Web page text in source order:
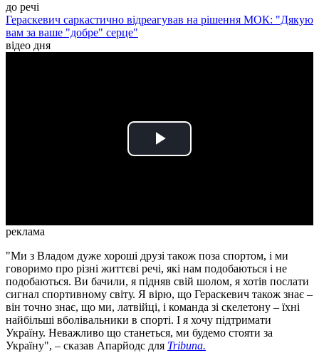
до речі
Гераскевич саркастично відреагував на рішення МОК: "Дякую
вам за ваше "добре" серце"
відео дня
Play
реклама
"Ми з Владом дуже хороші друзі також поза спортом, і ми
говоримо про різні життєві речі, які нам подобаються і не
подобаються. Ви бачили, я підняв свій шолом, я хотів послати
сигнал спортивному світу. Я вірю, що Гераскевич також знає –
він точно знає, що ми, латвійці, і команда зі скелетону – їхні
найбільші вболівальники в спорті. І я хочу підтримати
Україну. Неважливо що станеться, ми будемо стояти за
Україну", – сказав Апарйодс для Tribuna.